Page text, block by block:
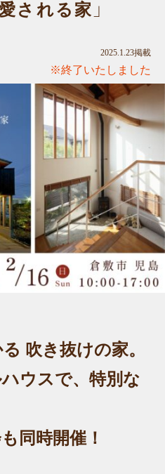
される家」
2025.1.23掲載
※終了いたしました
吹き抜けの家。
ウスで、特別な
同時開催！